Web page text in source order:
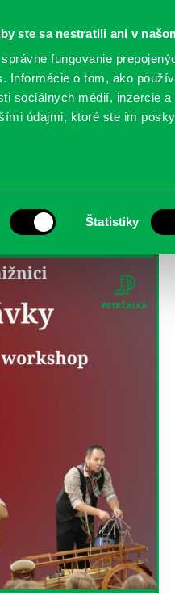
ste sa nestratili ani v
fungovanie
Informácie o tom, ako
sociálnych médií, inzercie
údajmi, ktoré ste im
Štatistiky
PODUJATIA